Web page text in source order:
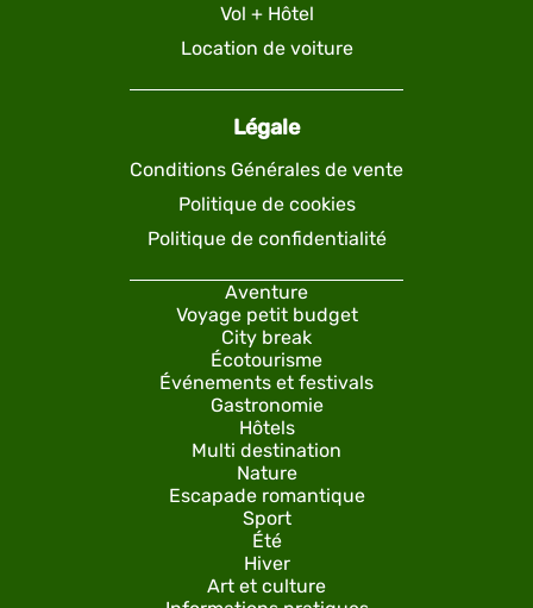
Vol + Hôtel
Location de voiture
Légale
Conditions Générales de vente
Politique de cookies
Politique de confidentialité
Aventure
Voyage petit budget
City break
Écotourisme
Événements et festivals
Gastronomie
Hôtels
Multi destination
Nature
Escapade romantique
Sport
Été
Hiver
Art et culture